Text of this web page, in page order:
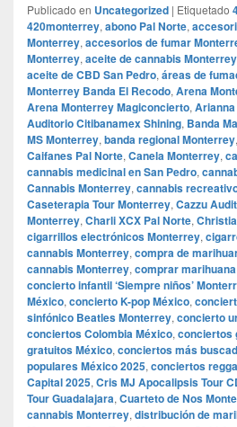
Publicado en Uncategorized | Etiquetado
420monterrey, abono Pal Norte,
Monterrey, accesorios de fumar
Monterrey, aceite de cannabis Monterrey
aceite de CBD San Pedro, áreas de
Monterrey Banda El Recodo, Arena
Arena Monterrey Magiconcierto,
Auditorio Citibanamex Shining, Banda
MS Monterrey, banda regional Monterrey,
Caifanes Pal Norte, Canela Monterrey,
cannabis medicinal en San Pedro,
Cannabis Monterrey, cannabis
Caseterapia Tour Monterrey, Cazzu
Monterrey, Charli XCX Pal Norte,
cigarrillos electrónicos Monterrey,
cannabis Monterrey, compra de
cannabis Monterrey, comprar
concierto infantil ‘Siempre niños’
México, concierto K-pop México,
sinfónico Beatles Monterrey, concierto
conciertos Colombia México, conciertos
gratuitos México, conciertos más
populares México 2025, conciertos
Capital 2025, Cris MJ Apocalipsis Tour
Tour Guadalajara, Cuarteto de Nos
cannabis Monterrey, distribución de